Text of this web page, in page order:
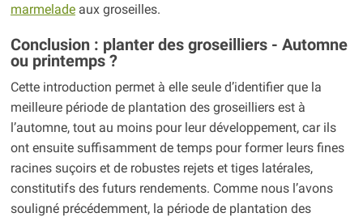
marmeladeaux groseilles.
Conclusion : planter des groseilliers - Automne
ou printemps ?
Cette introduction permet à elle seule d’identifier que la
meilleure période de plantation des groseilliers est à
l’automne, tout au moins pour leur développement, car ils
ont ensuite suffisamment de temps pour former leurs fines
racines suçoirs et de robustes rejets et tiges latérales,
constitutifs des futurs rendements. Comme nous l’avons
souligné précédemment, la période de plantation des